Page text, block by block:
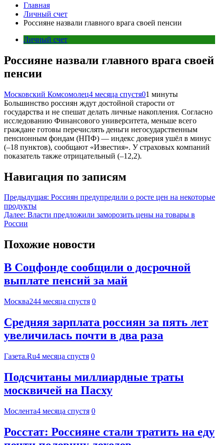
Главная
Личный счет
Россияне назвали главного врага своей пенсии
Личный счет
Россияне назвали главного врага своей
пенсии
Московский Комсомолец4 месяца спустя01 минуты
Большинство россиян ждут достойной старости от
государства и не спешат делать личные накопления. Согласно
исследованию Финансового университета, меньше всего
граждане готовы перечислять деньги негосударственным
пенсионным фондам (НПФ) — индекс доверия ушёл в минус
(–18 пунктов), сообщают «Известия». У страховых компаний
показатель также отрицательный (–12,2).
Навигация по записям
Предыдущая: Россиян предупредили о росте цен на некоторые
продукты
Далее: Власти предложили заморозить цены на товары в
России
Похожие новости
В Соцфонде сообщили о досрочной
выплате пенсий за май
Москва244 месяца спустя 0
Средняя зарплата россиян за пять лет
увеличилась почти в два раза
Газета.Ru4 месяца спустя 0
Подсчитаны миллиардные траты
москвичей на Пасху
Мослента4 месяца спустя 0
Росстат: Россияне стали тратить на еду